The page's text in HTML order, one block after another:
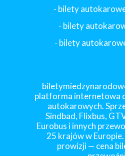
platforma internetowa
autokarowych.
Sindbad, Flixbus,
Eurobus i innych
25 krajów w
prowizji — cena
- bilety
- bilety
- bilety